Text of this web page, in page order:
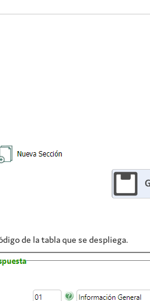
de la tabla que se despliega.